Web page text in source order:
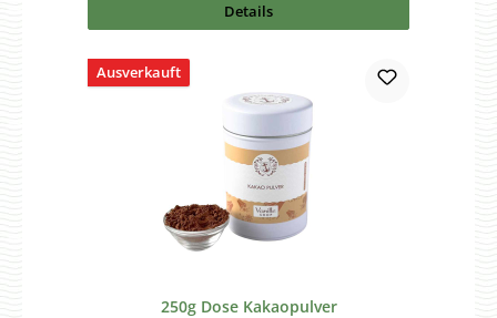
Details
Ausverkauft
250g Dose Kakaopulver